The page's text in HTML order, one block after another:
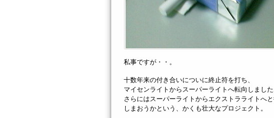
私事ですが・・。
十数年来の付き合いについに終止符を打ち、
マイセンライトからスーパーライトへ転向しました
さらにはスーパーライトからエクストラライトへ
しまおうかという、かくも壮大なプロジェクト。